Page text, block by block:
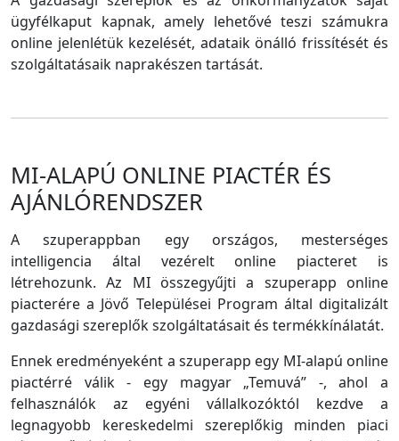
ügyfélkaput kapnak, amely lehetővé teszi számukra
online jelenlétük kezelését, adataik önálló frissítését és
szolgáltatásaik naprakészen tartását.
MI-ALAPÚ ONLINE PIACTÉR ÉS
AJÁNLÓRENDSZER
A szuperappban egy országos, mesterséges
intelligencia által vezérelt online piacteret is
létrehozunk. Az MI összegyűjti a szuperapp online
piacterére a Jövő Települései Program által digitalizált
gazdasági szereplők szolgáltatásait és termékkínálatát.
Ennek eredményeként a szuperapp egy MI-alapú online
piactérré válik - egy magyar „Temuvá” -, ahol a
felhasználók az egyéni vállalkozóktól kezdve a
legnagyobb kereskedelmi szereplőkig minden piaci